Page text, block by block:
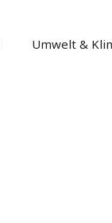
Umwelt &